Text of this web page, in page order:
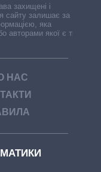
захищені і
сайту залишає за
яка
авторами якої є треті
НАС